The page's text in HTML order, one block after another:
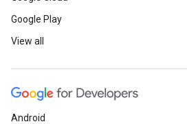
Google Play
View all
Android